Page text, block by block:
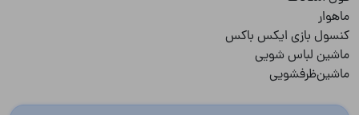
کنسول بازی ایکس باکس
ماشین‌ظرفشویی